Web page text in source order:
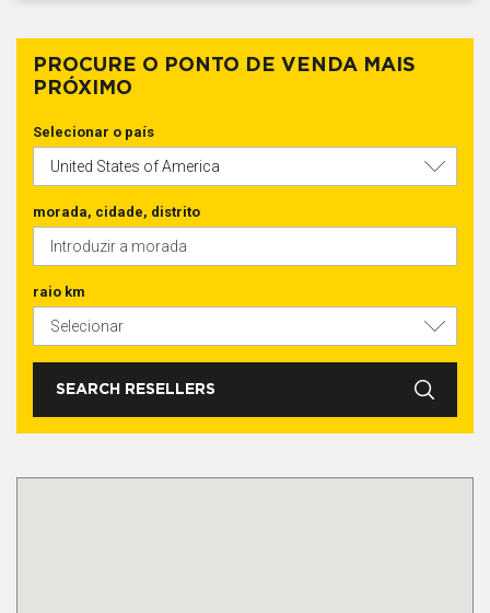
PROCURE O PONTO DE VENDA MAIS
PRÓXIMO
Selecionar o país
morada, cidade, distrito
raio km
SEARCH RESELLERS